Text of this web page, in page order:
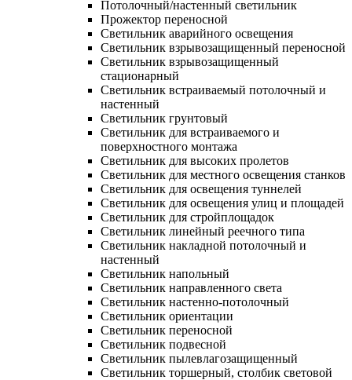
Потолочный/настенный светильник
Прожектор переносной
Светильник аварийного освещения
Светильник взрывозащищенный переносной
Светильник взрывозащищенный
стационарный
Светильник встраиваемый потолочный и
настенный
Светильник грунтовый
Светильник для встраиваемого и
поверхностного монтажа
Светильник для высоких пролетов
Светильник для местного освещения станков
Светильник для освещения туннелей
Светильник для освещения улиц и площадей
Светильник для стройплощадок
Светильник линейный реечного типа
Светильник накладной потолочный и
настенный
Светильник напольный
Светильник направленного света
Светильник настенно-потолочный
Светильник ориентации
Светильник переносной
Светильник подвесной
Светильник пылевлагозащищенный
Светильник торшерный, столбик световой